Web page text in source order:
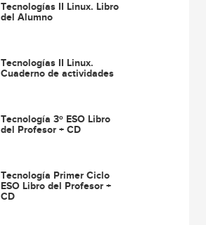
Tecnologías II Linux. Libro
del Alumno
Tecnologías II Linux.
Cuaderno de actividades
Tecnología 3º ESO Libro
del Profesor + CD
Tecnología Primer Ciclo
ESO Libro del Profesor +
CD